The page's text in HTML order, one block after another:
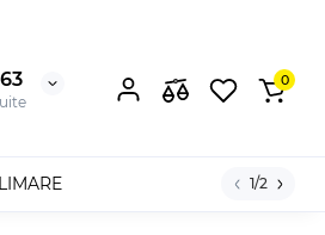
0
1/2